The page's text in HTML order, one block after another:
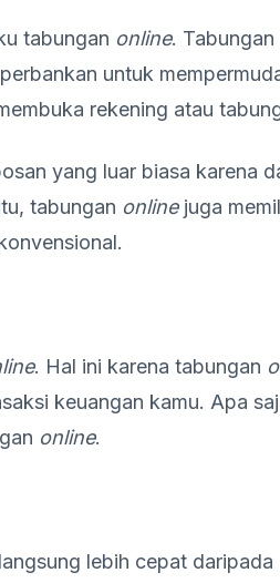
tabungan online. Tabungan
untuk
rekening atau
yang luar biasa karena
tabungan onlinejuga
. Hal ini karena tabungan
keuangan kamu. Apa
online.
lebih cepat daripada